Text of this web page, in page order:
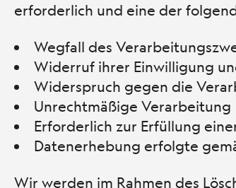
erforderlich und eine der
Wegfall des
Widerruf ihrer Einwilligung
Widerspruch gegen die
Unrechtmäßige Verarbeitung
Erforderlich zur Erfüllung
Datenerhebung erfolgte
Wir werden im Rahmen des